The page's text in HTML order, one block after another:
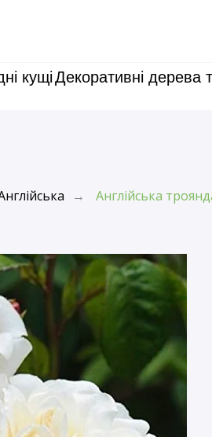
кущіДекоративні дерева
→ Англійська